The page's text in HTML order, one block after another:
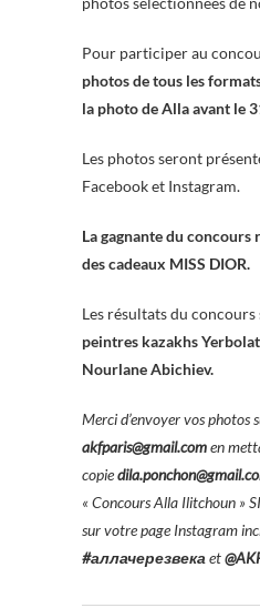
Pour participer au
photos de tous les
la photo de Alla avant le
Les photos seront
Facebook et Instagram.
La gagnante du concours
des cadeaux MISS DIOR.
Les résultats du
peintres kazakhs
Nourlane Abichiev.
Merci d’envoyer vos photos
akfparis@gmail.comen
copie
« Concours Alla Ilitchoun »
sur votre page Instagram
#аллачерезвекаet